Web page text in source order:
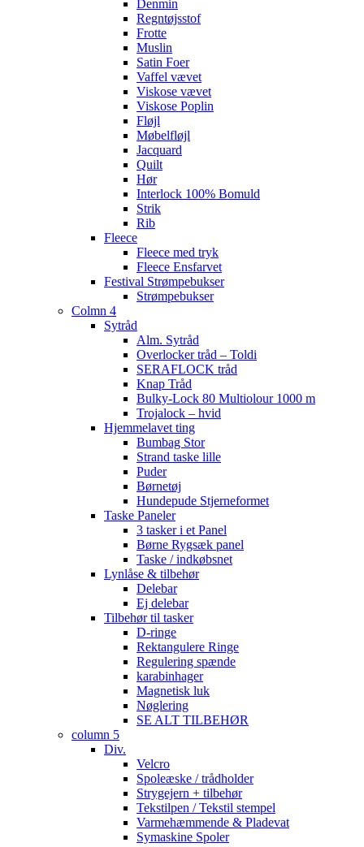
Denmin
Regntøjsstof
Frotte
Muslin
Satin Foer
Vaffel vævet
Viskose vævet
Viskose Poplin
Fløjl
Møbelfløjl
Jacquard
Quilt
Hør
Interlock 100% Bomuld
Strik
Rib
Fleece
Fleece med tryk
Fleece Ensfarvet
Festival Strømpebukser
Strømpebukser
Colmn 4
Sytråd
Alm. Sytråd
Overlocker tråd – Toldi
SERAFLOCK tråd
Knap Tråd
Bulky-Lock 80 Multiolour 1000 m
Trojalock – hvid
Hjemmelavet ting
Bumbag Stor
Strand taske lille
Puder
Børnetøj
Hundepude Stjerneformet
Taske Paneler
3 tasker i et Panel
Børne Rygsæk panel
Taske / indkøbsnet
Lynlåse & tilbehør
Delebar
Ej delebar
Tilbehør til tasker
D-ringe
Rektangulere Ringe
Regulering spænde
karabinhager
Magnetisk luk
Nøglering
SE ALT TILBEHØR
column 5
Div.
Velcro
Spoleæske / trådholder
Strygejern + tilbehør
Tekstilpen / Tekstil stempel
Varmehæmmende & Pladevat
Symaskine Spoler